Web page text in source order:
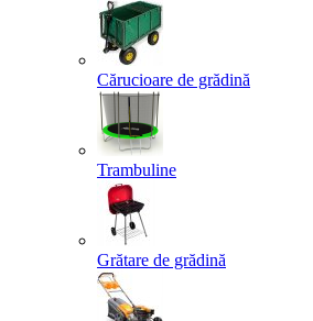
Cărucioare de grădină
Trambuline
Grătare de grădină